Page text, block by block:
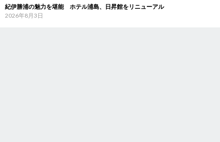
紀伊勝浦の魅力を堪能 ホテル浦島、日昇館をリニューアル
2026年8月3日